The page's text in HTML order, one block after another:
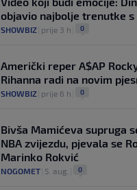
objavio najbolje trenutke s
SHOWBIZ prije 3 h 0
Američki reper A$AP
Rihanna radi na novim
SHOWBIZ prije 6 h 0
Bivša Mamićeva supruga
NBA zvijezdu, pjevala se
Marinko Rokvić
NOGOMET 5. aug. 0